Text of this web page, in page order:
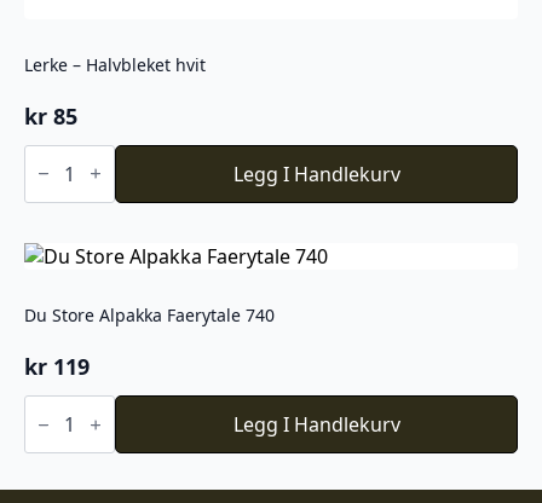
Lerke – Halvbleket hvit
kr 85
Lerke
Halvbleket
hvit
Legg I Handlekurv
Du Store Alpakka Faerytale 740
kr 119
Du
Store
Faerytale
Legg I Handlekurv